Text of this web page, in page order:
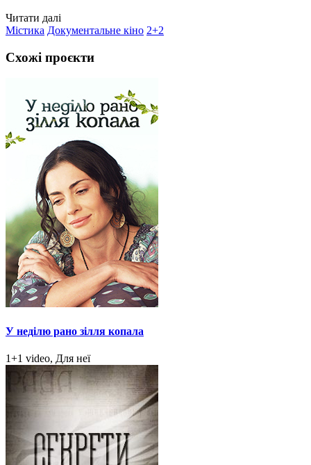
Читати далі
Містика Документальне кіно 2+2
Схожі проєкти
У неділю рано зілля копала
1+1 video, Для неї